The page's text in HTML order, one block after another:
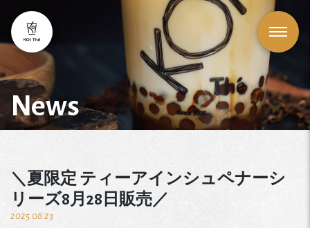
News
＼夏限定 ティーアインシュペナーシ
リーズ8月28日販売／
2025.08.23